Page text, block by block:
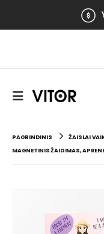
PAGRINDINIS ŽAISLAI
MAGNETINIS ŽAIDIMAS,